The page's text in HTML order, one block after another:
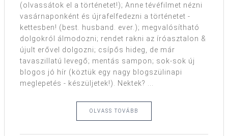
(olvassátok el a történetet!); Anne tévéfilmet nézni
vasárnaponként és újrafelfedezni a történetet -
kettesben! (best. husband. ever.); megvalósítható
dolgokról álmodozni; rendet rakni az íróasztalon &
újult erővel dolgozni; csípős hideg, de már
tavaszillatú levegő; mentás sampon; sok-sok új
blogos jó hír (köztük egy nagy blogszülinapi
meglepetés - készüljetek!). Nektek? ...
OLVASS TOVÁBB